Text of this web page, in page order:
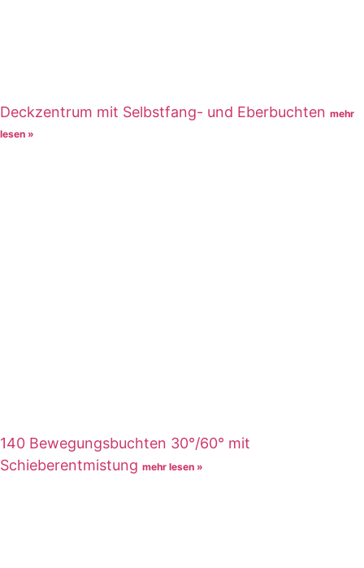
Deckzentrum mit Selbstfang- und Eberbuchten mehr
lesen »
140 Bewegungsbuchten 30°/60° mit
Schieberentmistung mehr lesen »